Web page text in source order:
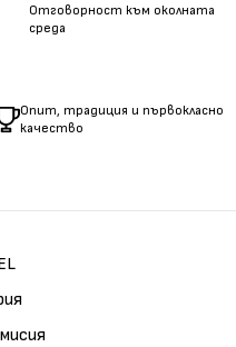
Отговорност към околната
среда
Опит, традиция и първокласно
качество